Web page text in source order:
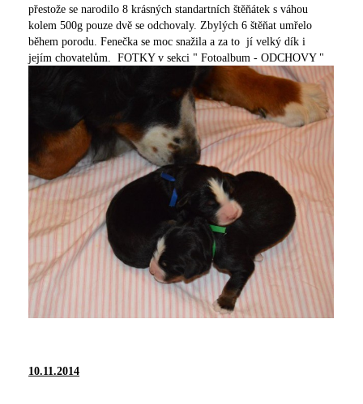
přestože se narodilo 8 krásných standartních štěňátek s váhou
kolem 500g pouze dvě se odchovaly. Zbylých 6 štěňat umřelo
během porodu. Fenečka se moc snažila a za to jí velký dík i
jejím chovatelům. FOTKY v sekci " Fotoalbum - ODCHOVY "
10.11.2014